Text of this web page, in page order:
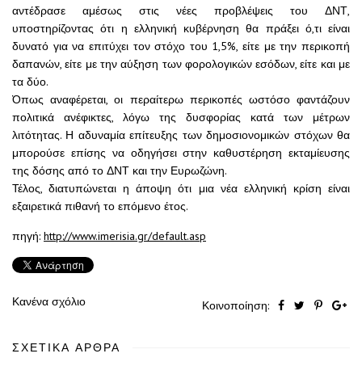
αντέδρασε αμέσως στις νέες προβλέψεις του ΔΝΤ,
υποστηρίζοντας ότι η ελληνική κυβέρνηση θα πράξει ό,τι είναι
δυνατό για να επιτύχει τον στόχο του 1,5%, είτε με την περικοπή
δαπανών, είτε με την αύξηση των φορολογικών εσόδων, είτε και με
τα δύο.
Όπως αναφέρεται, οι περαίτερω περικοπές ωστόσο φαντάζουν
πολιτικά ανέφικτες, λόγω της δυσφορίας κατά των μέτρων
λιτότητας. Η αδυναμία επίτευξης των δημοσιονομικών στόχων θα
μπορούσε επίσης να οδηγήσει στην καθυστέρηση εκταμίευσης
της δόσης από το ΔΝΤ και την Ευρωζώνη.
Τέλος, διατυπώνεται η άποψη ότι μια νέα ελληνική κρίση είναι
εξαιρετικά πιθανή το επόμενο έτος.
πηγή: http://www.imerisia.gr/default.asp
Κανένα σχόλιο Κοινοποίηση:
ΣΧΕΤΙΚΆ ΆΡΘΡΑ